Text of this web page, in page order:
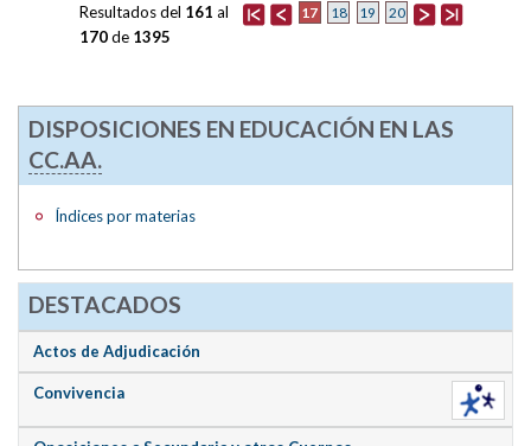
17 18 19 20
Resultados del 161 al
170de 1395
DISPOSICIONES EN EDUCACIÓN EN LAS
CC.AA.
Índices por materias
DESTACADOS
Actos de Adjudicación
Convivencia